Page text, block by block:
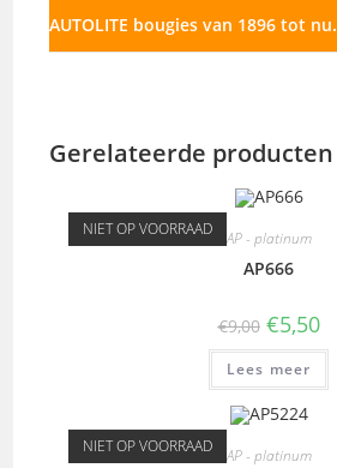
AUTOLITE bougies van 1896 tot nu.
Gerelateerde producten
NIET OP VOORRAAD AP - platinum
AP666
€9,00 €5,50
Lees meer
NIET OP VOORRAAD AP - platinum